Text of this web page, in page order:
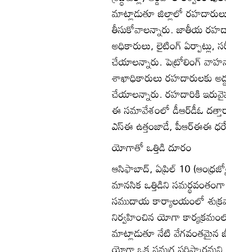
మాట్లాడుతూ జిల్లాలో
తీసుకోవాలన్నారు. జాతీయ
అధికారులు, లైటింగ్‌ ఏర్పాట్లు,
చేయాలన్నారు. పెట్రోలింగ్‌
శాఖాధికారులు రహదారులకు
చేయాలన్నారు. రహదారికి
ఈ సమావేశంలో డీఆర్‌డీఓ
ఎస్‌ఈ ఉత్తంజాడే, పీఆర్‌ఈఈ
యోగాతో ఒత్తిడి దూరం
ఆసిఫాబాద్‌, ఏప్రిల్‌ 10
మానసిక ఒత్తిడిని
సముదాయ కార్యాలయంలో
నిర్వహించిన యోగా కార్యక్రమంలో
మాట్లాడుతూ నేటి వేగవంతమైన